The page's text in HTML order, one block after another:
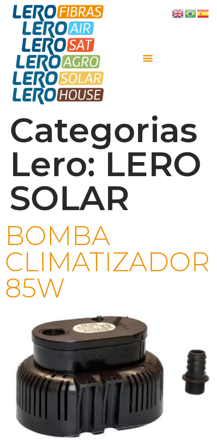
Categorias
Lero:LERO
SOLAR
BOMBA
CLIMATIZADOR
85W